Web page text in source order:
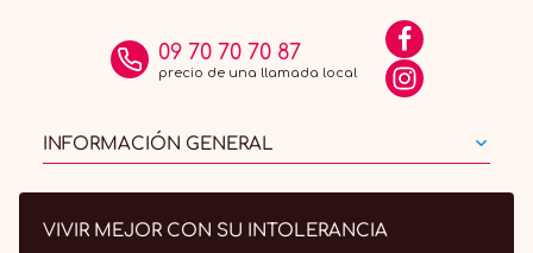
09 70 70 70 87
precio de una llamada local
INFORMACIÓN GENERAL
VIVIR MEJOR CON SU INTOLERANCIA